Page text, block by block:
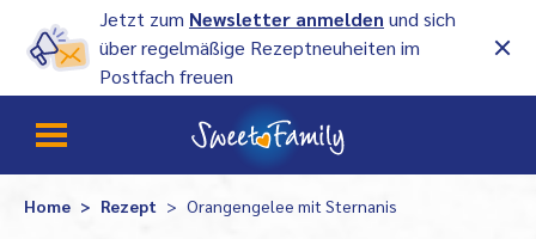
Jetzt zum Newsletter anmelden und sich
über regelmäßige Rezeptneuheiten im
Postfach freuen
Home Rezept Orangengelee mit Sternanis